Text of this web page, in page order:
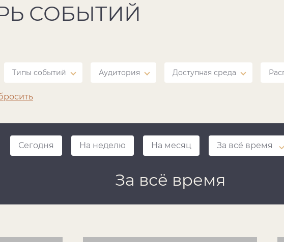
СОБЫТИЙ
Типы событий Аудитория Доступная среда
Сегодня На неделю На месяц За всё время
За всё время